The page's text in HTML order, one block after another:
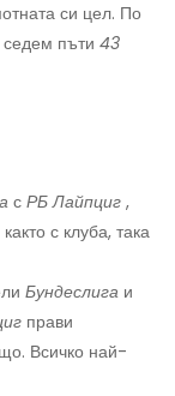
си цел. По
пъти 43
с РБ Лайпциг ,
с клуба, така
Бундеслига и
прави
Всичко най-